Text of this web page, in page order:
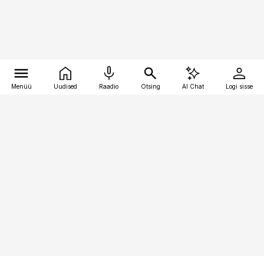
Menüü Uudised Raadio Otsing AI Chat Logi sisse